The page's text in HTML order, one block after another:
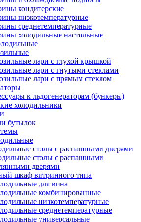
кондитерские
низкотемпературные
среднетемпературные
холодильные настольные
лари с глухой крышкой
лари с гнутыми стеклами
лари с прямым стеклом
к льдогенераторам (бункеры)
холодильники
бутылок
столы с распашными дверями
столы с распашными
дверями
шкаф витринного типа
для вина
комбинированные
низкотемпературные
среднетемпературные
универсальные